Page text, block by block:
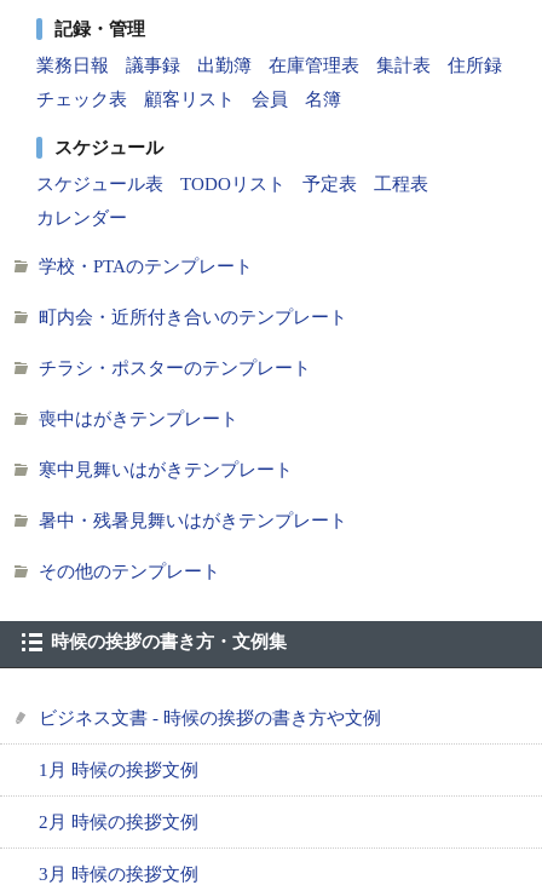
記録・管理
業務日報
議事録 出勤簿 在庫管理表 集計表
住所録
チェック表
顧客リスト 会員 名簿
スケジュール
スケジュール表
TODOリスト 予定表
工程表
カレンダー
学校・PTAのテンプレート
町内会・近所付き合いのテンプレート
チラシ・ポスターのテンプレート
喪中はがきテンプレート
寒中見舞いはがきテンプレート
暑中・残暑見舞いはがきテンプレート
その他のテンプレート
時候の挨拶の書き方・文例集
ビジネス文書 - 時候の挨拶の書き方や文例
1月 時候の挨拶文例
2月 時候の挨拶文例
3月 時候の挨拶文例